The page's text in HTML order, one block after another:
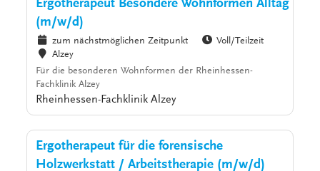
Ergotherapeut Besondere Wohnformen Alltag
(m/w/d)
zum nächstmöglichen Zeitpunkt
Voll/Teilzeit
Alzey
Für die besonderen Wohnformen der Rheinhessen-
Fachklinik Alzey
Rheinhessen-Fachklinik Alzey
Ergotherapeut für die forensische
Holzwerkstatt / Arbeitstherapie (m/w/d)